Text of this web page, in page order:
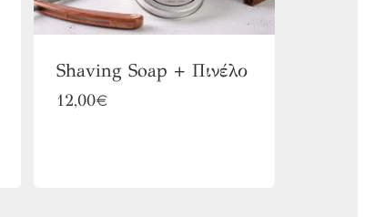
Shaving Soap + Πινέλο
12,00€